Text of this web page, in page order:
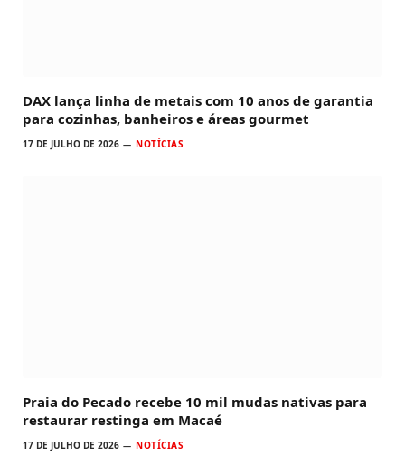
DAX lança linha de metais com 10 anos de garantia
para cozinhas, banheiros e áreas gourmet
17 DE JULHO DE 2026 NOTÍCIAS
Praia do Pecado recebe 10 mil mudas nativas para
restaurar restinga em Macaé
17 DE JULHO DE 2026 NOTÍCIAS